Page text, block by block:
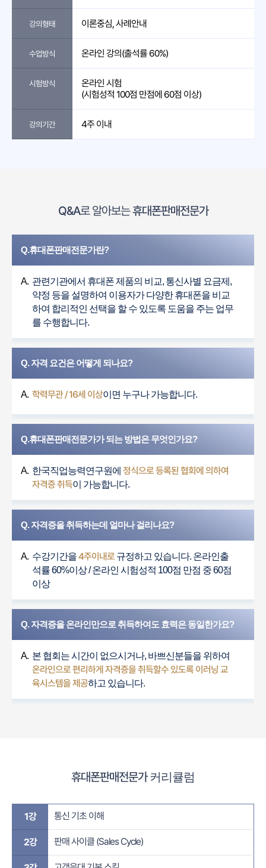
강의형태 이론중심, 사례안내
수업방식 온라인 강의(출석률 60%)
시험방식
온라인 시험
(시험성적 100점 만점에 60점 이상)
강의기간 4주 이내
Q&A로 알아보는휴대폰판매전문가
Q.휴대폰판매전문가란?
A. 관련기관에서 휴대폰 제품의 비교, 통신사별 요금제,
약정 등을 설명하여 이용자가 다양한 휴대폰을 비교
하여 합리적인 선택을 할 수 있도록 도움을 주는 업무
를 수행합니다.
Q. 자격 요건은 어떻게 되나요?
A. 학력무관 / 16세 이상이면 누구나 가능합니다.
Q.휴대폰판매전문가가 되는 방법은 무엇인가요?
A. 한국직업능력연구원에 정식으로 등록된 협회에 의하여
자격증 취득이 가능합니다.
Q. 자격증을 취득하는데 얼마나 걸리나요?
A. 수강기간을4주이내로규정하고 있습니다. 온라인출
석률 60%이상 / 온라인 시험성적 100점 만점 중 60점
이상
Q. 자격증을 온라인만으로 취득하여도 효력은 동일한가요?
A. 본 협회는 시간이 없으시거나, 바쁘신분들을 위하여
온라인으로 편리하게 자격증을 취득할수 있도록 이러닝 교
육시스템을 제공하고 있습니다.
휴대폰판매전문가 커리큘럼
1강 통신 기초 이해
2강 판매 사이클 (Sales Cycle)